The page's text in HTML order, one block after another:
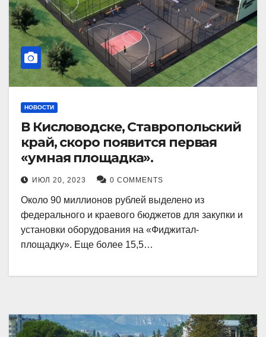
НОВОСТИ
В Кисловодске, Ставропольский
край, скоро появится первая
«умная площадка».
ИЮЛ 20, 2023 0 COMMENTS
Около 90 миллионов рублей выделено из
федерального и краевого бюджетов для закупки и
установки оборудования на «Фиджитал-
площадку». Еще более 15,5…